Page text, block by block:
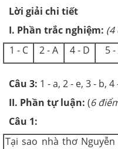
Lời giải chi tiết
I. Phần trắc nghiệm: (4
1 - C
2 - A 4 - D 5 -
Câu 3: 1 - a, 2 - e, 3 - b, 4
II. Phần tự luận: (6
Câu 1:
Tại sao nhà thơ